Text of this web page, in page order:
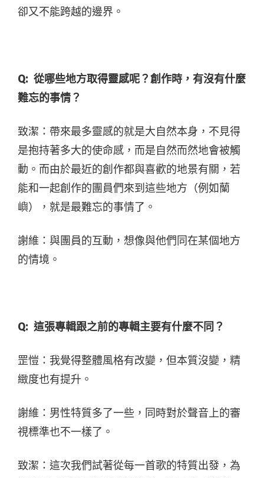
卻又不能跨越的邊界。
Q: 從哪些地方取得靈感呢？創作時，有沒有什麼
難忘的事情？
致潔：帶來最多靈感的就是大自然本身，不見得
是抱持著多大的使命感，而是自然而然地會被觸
動。而由於最近的創作都與喜歡的地景有關，若
能和一起創作的團員們來到這些地方（例如蘭
嶼），就是最難忘的事情了。
謝維：與團員的互動，想像與他們同在某個地方
的情境。
Q: 這張專輯跟之前的專輯主要有什麼不同？
罡愷：我覺得整體風格有改變，但本質沒變，精
緻度也有提升。
謝維：男性特質多了一些，同時對於聲音上的審
視標準也不一樣了。
致潔：這次我們試著從每一首歌的特質出發，為